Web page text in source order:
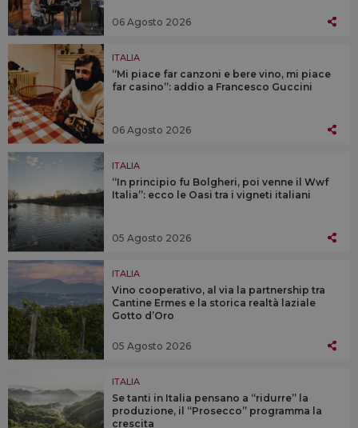
06 Agosto 2026
ITALIA
“Mi piace far canzoni e bere vino, mi piace
far casino”: addio a Francesco Guccini
06 Agosto 2026
ITALIA
“In principio fu Bolgheri, poi venne il Wwf
Italia”: ecco le Oasi tra i vigneti italiani
05 Agosto 2026
ITALIA
Vino cooperativo, al via la partnership tra
Cantine Ermes e la storica realtà laziale
Gotto d’Oro
05 Agosto 2026
ITALIA
Se tanti in Italia pensano a “ridurre” la
produzione, il “Prosecco” programma la
crescita